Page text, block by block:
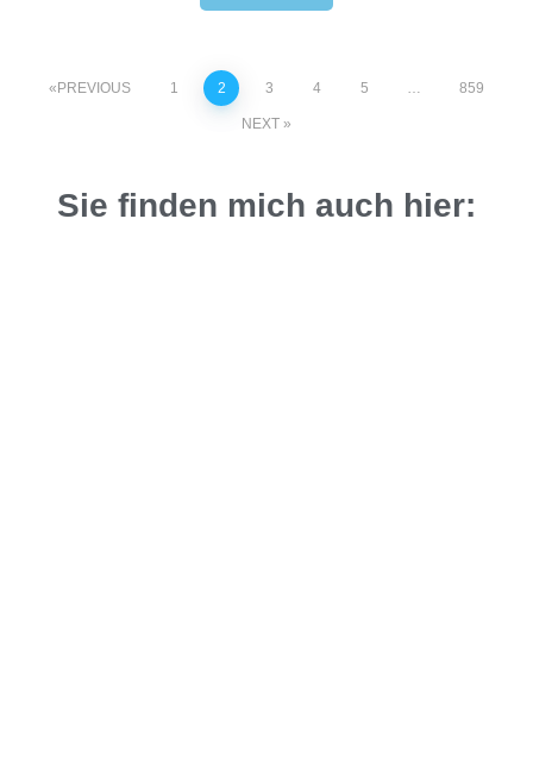
PREVIOUS 1 2 3 4 5 … 859
NEXT
Sie finden mich auch hier: